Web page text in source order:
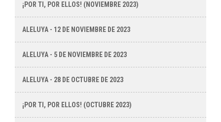
¡POR TI, POR ELLOS! (NOVIEMBRE 2023)
ALELUYA - 12 DE NOVIEMBRE DE 2023
ALELUYA - 5 DE NOVIEMBRE DE 2023
ALELUYA - 28 DE OCTUBRE DE 2023
¡POR TI, POR ELLOS! (OCTUBRE 2023)